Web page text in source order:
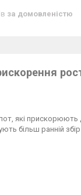
за домовленістю
які
більш ранній